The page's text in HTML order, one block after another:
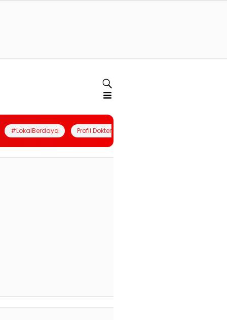
#LokalBerdaya Profil Dokter